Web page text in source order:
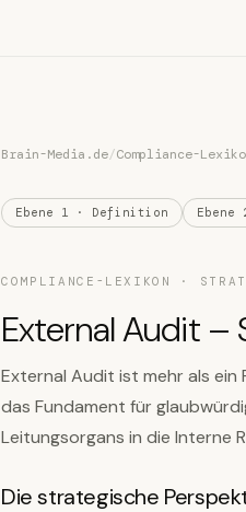
Brain-Media.de/Compliance-
Ebene 1 · Definition
COMPLIANCE-LEXIKON ·
External Audit –
External Audit ist mehr als
das Fundament für
Leitungsorgans in die Interne
Die strategische